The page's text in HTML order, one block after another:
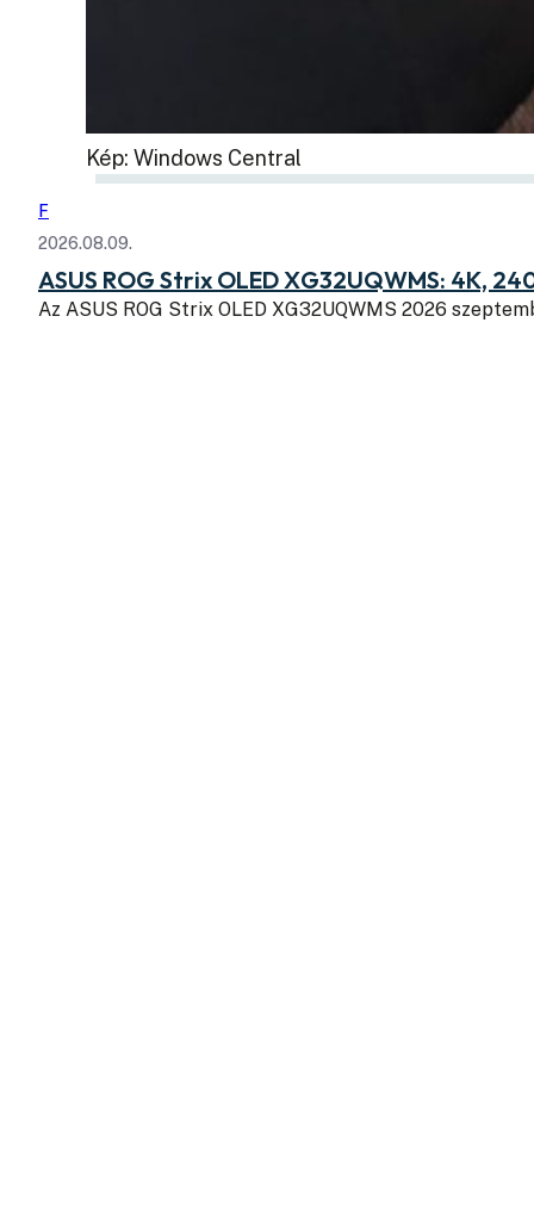
Kép: Windows Central
F
2026.08.09.
ASUS ROG Strix OLED XG32UQWMS: 4K,
Az ASUS ROG Strix OLED XG32UQWMS 2026